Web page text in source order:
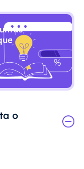
o